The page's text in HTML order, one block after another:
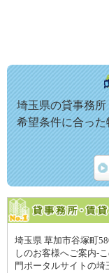
埼玉県の貸事務所
希望条件に合っ
埼玉県 草加市谷塚町
しのお客様へご案内-
門ポータルサイトの